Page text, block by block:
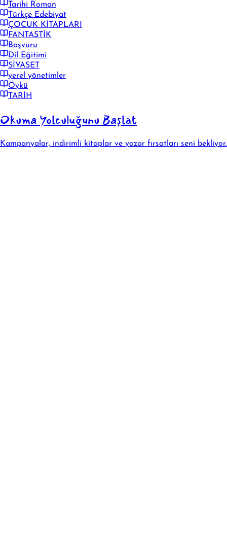
Tarihi Roman
Türkçe Edebiyat
ÇOCUK KİTAPLARI
FANTASTİK
Başvuru
Dil Eğitimi
SİYASET
yerel yönetimler
Öykü
TARİH
Okuma Yolculuğunu Başlat
Kampanyalar, indirimli kitaplar ve yazar fırsatları seni bekliyor.